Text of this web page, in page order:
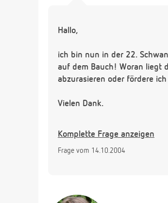
Hallo,
ich bin nun in der 22.
auf dem Bauch! Woran liegt
abzurasieren oder fördere
Vielen Dank.
Komplette Frage anzeigen
Frage vom 14.10.2004